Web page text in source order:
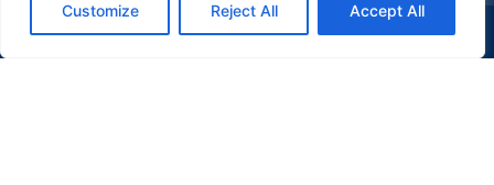
Customize Reject All Accept All
(47) 9 9977-7630